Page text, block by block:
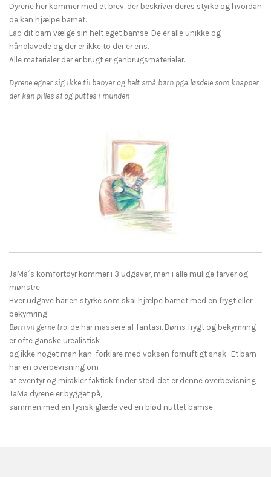
Dyrene her kommer med et brev, der beskriver deres styrke og hvordan
de kan hjælpe barnet.
Lad dit barn vælge sin helt eget bamse. De er alle unikke og
håndlavede og der er ikke to der er ens.
​Alle materialer der er brugt er genbrugsmaterialer.
Dyrene egner sig ikke til babyer og helt små børn pga løsdele som knapper
der kan pilles af og puttes i munden
JaMa´s komfortdyr kommer i 3 udgaver, men i alle mulige farver og
mønstre.
​Hver udgave har en styrke som skal hjælpe barnet med en frygt eller
bekymring.
Børn vil gerne tro , de har massere af fantasi. Børns frygt og bekymring
er ofte ganske urealistisk
og ikke noget man kan forklare med voksen fornuftigt snak. Et barn
har en overbevisning om
at eventyr og mirakler faktisk finder sted, det er denne overbevisning
JaMa dyrene er bygget på,
sammen med en fysisk glæde ved en blød nuttet bamse.